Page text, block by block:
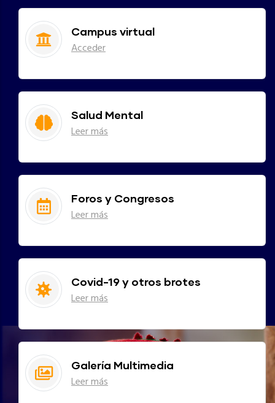
Campus virtual
Acceder
Salud Mental
Leer más
Foros y Congresos
Leer más
Covid-19 y otros brotes
Leer más
Galería Multimedia
Leer más